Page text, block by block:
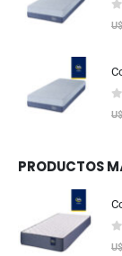
PRODUCTOS